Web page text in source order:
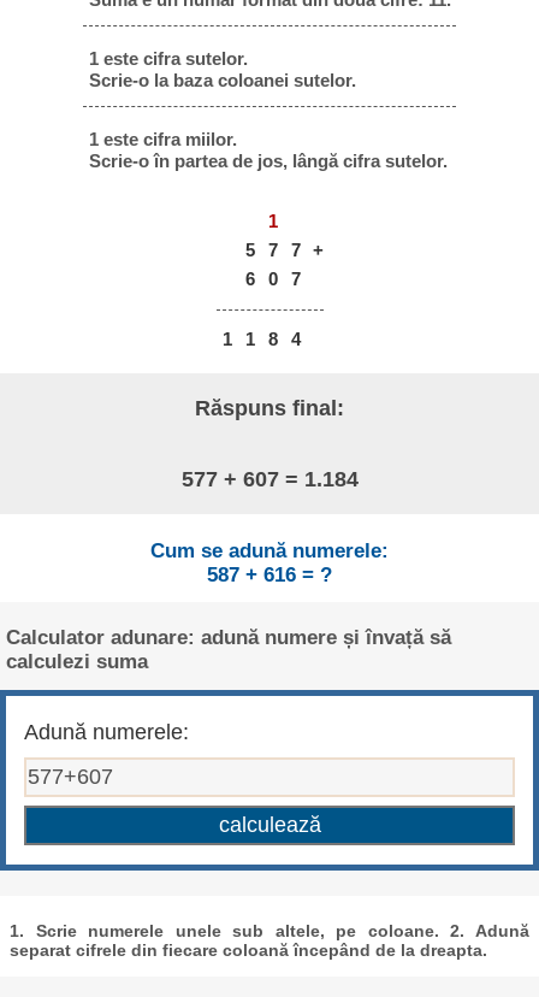
1 este cifra sutelor.
Scrie-o la baza coloanei sutelor.
1 este cifra miilor.
Scrie-o în partea de jos, lângă cifra sutelor.
1
5
7 7
+
6
0 7
1 1 8 4
Răspuns final:
577 + 607 = 1.184
Cum se adună numerele:
587 + 616 = ?
Calculator adunare: adună numere și învață să
calculezi suma
Adună numerele:
1. Scrie numerele unele sub altele, pe coloane. 2. Adună
separat cifrele din fiecare coloană începând de la dreapta.